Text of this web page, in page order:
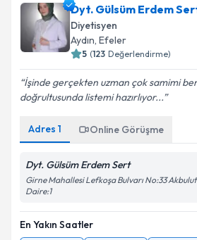
takvim hazırlandığında e-posta
E-posta Adresiniz
Kişisel verilerimin
kapsamda işlenmesini kabul
Takvim Talebini
Dyt. Gülsüm Erdem
Diyetisyen
Aydın Efeler
5 (123 Değerlendirme)
İşinde gerçekten uzman çok samimi
doğrultusunda listemi hazırlıyor...
Adres 1 Online Görüşme
Dyt. Gülsüm Erdem Sert
Girne Mahallesi Lefkoşa Bulvarı No:33
Daire:1
En Yakın Saatler